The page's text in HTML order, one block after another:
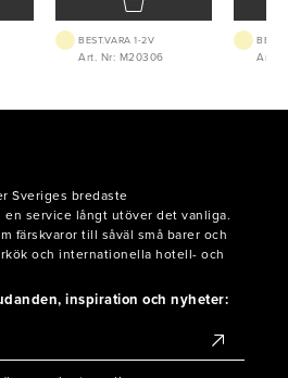
BEST.VARA 1-2V
Art. Nr: M20306 Art.
Sveriges bredaste
service långt utöver det vanliga.
färskvaror till såväl små barer och
och internationella hotell- och
inspiration och nyheter: